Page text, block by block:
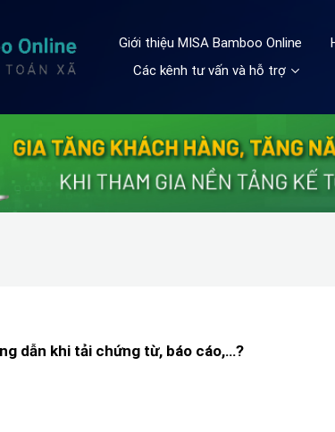
Giới thiệu MISA Bamboo Online
Các kênh tư vấn và hỗ trợ
dẫn khi tải chứng từ, báo cáo,…?